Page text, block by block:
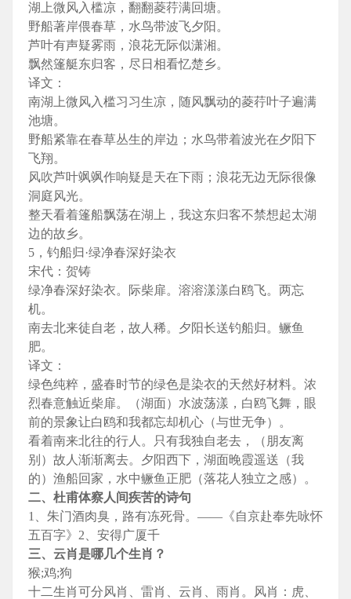
湖上微风入槛凉，翻翻菱荇满回塘。
野船著岸偎春草，水鸟带波飞夕阳。
芦叶有声疑雾雨，浪花无际似潇湘。
飘然篷艇东归客，尽日相看忆楚乡。
译文：
南湖上微风入槛习习生凉，随风飘动的菱荇叶子遍满
池塘。
野船紧靠在春草丛生的岸边；水鸟带着波光在夕阳下
飞翔。
风吹芦叶飒飒作响疑是天在下雨；浪花无边无际很像
洞庭风光。
整天看着篷船飘荡在湖上，我这东归客不禁想起太湖
边的故乡。
5，钓船归·绿净春深好染衣
宋代：贺铸
绿净春深好染衣。际柴扉。溶溶漾漾白鸥飞。两忘
机。
南去北来徒自老，故人稀。夕阳长送钓船归。鳜鱼
肥。
译文：
绿色纯粹，盛春时节的绿色是染衣的天然好材料。浓
烈春意触近柴扉。（湖面）水波荡漾，白鸥飞舞，眼
前的景象让白鸥和我都忘却机心（与世无争）。
看着南来北往的行人。只有我独自老去，（朋友离
别）故人渐渐离去。夕阳西下，湖面晚霞遥送（我
的）渔船回家，水中鳜鱼正肥（落花人独立之感）。
二、杜甫体察人间疾苦的诗句
1、朱门酒肉臭，路有冻死骨。——《自京赴奉先咏怀
五百字》2、安得广厦千
三、云肖是哪几个生肖？
猴;鸡;狗
十二生肖可分风肖、雷肖、云肖、雨肖。风肖：虎、